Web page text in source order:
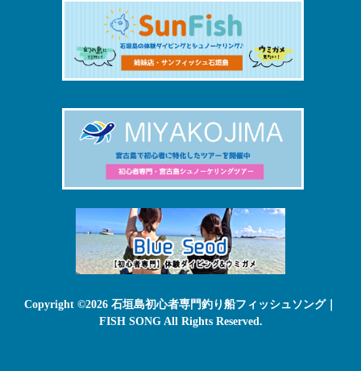
Copyright ©2026 石垣島初心者専門釣り船フィッシュソング｜
FISH SONG All Rights Reserved.